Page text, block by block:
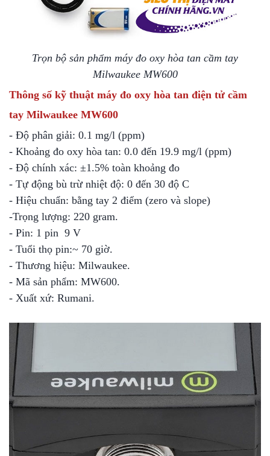
Trọn bộ sản phẩm máy đo oxy hòa tan cầm tay
Milwaukee MW600
Thông số kỹ thuật máy đo oxy hòa tan điện tử cầm
tay Milwaukee MW600
- Độ phân giải: 0.1 mg/l (ppm)
- Khoảng đo oxy hòa tan: 0.0 đến 19.9 mg/l (ppm)
- Độ chính xác: ±1.5% toàn khoảng đo
- Tự động bù trừ nhiệt độ: 0 đến 30 độ C
- Hiệu chuẩn: bằng tay 2 điểm (zero và slope)
-Trọng lượng: 220 gram.
- Pin: 1 pin 9 V
- Tuổi thọ pin:~ 70 giờ.
- Thương hiệu: Milwaukee.
- Mã sản phẩm: MW600.
- Xuất xứ: Rumani.